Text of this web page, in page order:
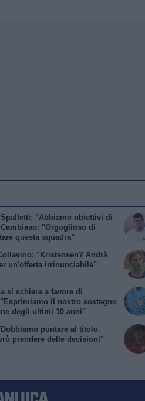
"Abbiamo obiettivi di
"Orgoglioso di
questa squadra"
"Kristensen? Andrà
un'offerta irrinunciabile"
si schiera a favore di
"Esprimiamo il nostro sostegno
degli ultimi 10 anni"
puntare al titolo.
prendere delle decisioni"